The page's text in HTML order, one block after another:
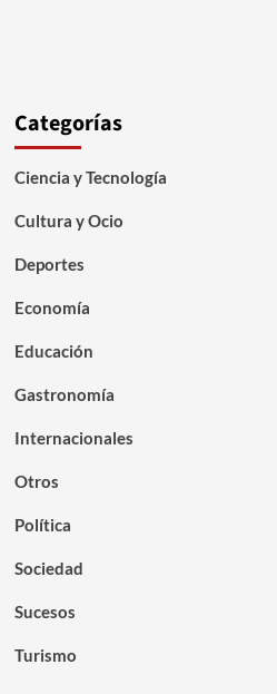
Categorías
Ciencia y Tecnología
Cultura y Ocio
Deportes
Economía
Educación
Gastronomía
Internacionales
Otros
Política
Sociedad
Sucesos
Turismo